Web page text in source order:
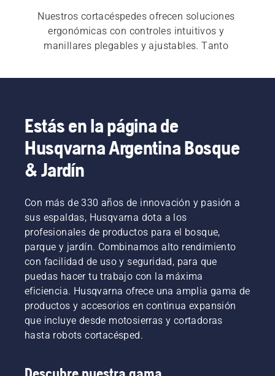
Nuestros cortacéspedes ofrecen soluciones
ergonómicas con controles intuitivos y
manillares plegables y ajustables. Tanto
los de gasolina están equipados con fuentes de
necesitas una máquina más robusta y potente.
Visita nuestra guía de compra de
cortacéspedes para encontrar la solución que
mejor se adapte a tus necesidades.
Estás en la página de
Husqvarna Argentina Bosque
& Jardín
Con más de 330 años de innovación y pasión a
sus espaldas, Husqvarna dota a los
profesionales de productos para el bosque,
parque y jardín. Combinamos alto rendimiento
con facilidad de uso y seguridad, para que
puedas hacer tu trabajo con la máxima
eficiencia. Husqvarna ofrece una amplia gama de
productos y accesorios en continua expansión
que incluye desde motosierras y cortadoras
hasta robots cortacésped.